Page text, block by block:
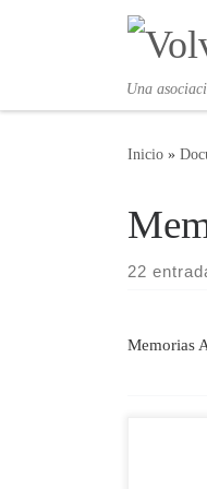
Saltar al contenido
Una
Inicio »
22
Memorias